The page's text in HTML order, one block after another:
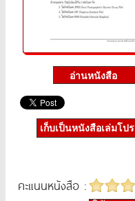
เก็บเป็นหนังสือเล่มโป
คะแนนหนังสือ :